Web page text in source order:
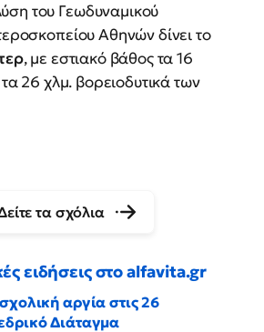
του Γεωδυναμικού
Αθηνών δίνει το
, με εστιακό βάθος τα 16
26 χλμ. βορειοδυτικά των
τα σχόλια
ειδήσεις στο alfavita.gr
αργία στις 26
Διάταγμα